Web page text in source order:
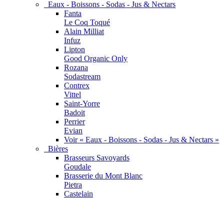
Eaux - Boissons - Sodas - Jus & Nectars
Fanta
Le Coq Toqué
Alain Milliat
Infuz
Lipton
Good Organic Only
Rozana
Sodastream
Contrex
Vittel
Saint-Yorre
Badoit
Perrier
Evian
Voir « Eaux - Boissons - Sodas - Jus & Nectars »
Bières
Brasseurs Savoyards
Goudale
Brasserie du Mont Blanc
Pietra
Castelain